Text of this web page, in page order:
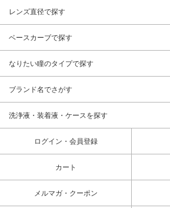
レンズ直径で探す
ベースカーブで探す
なりたい瞳のタイプで探す
ブランド名でさがす
洗浄液・装着液・ケースを探す
ログイン・会員登録
カート
メルマガ・クーポン